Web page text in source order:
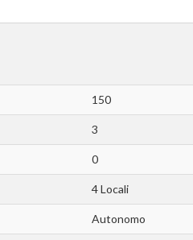
150
3
0
4 Locali
Autonomo